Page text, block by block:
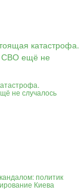
не случалось
политик
Киева